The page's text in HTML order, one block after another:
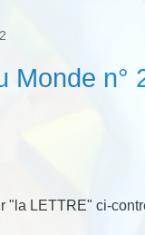
Monde n°
"la LETTRE" ci-